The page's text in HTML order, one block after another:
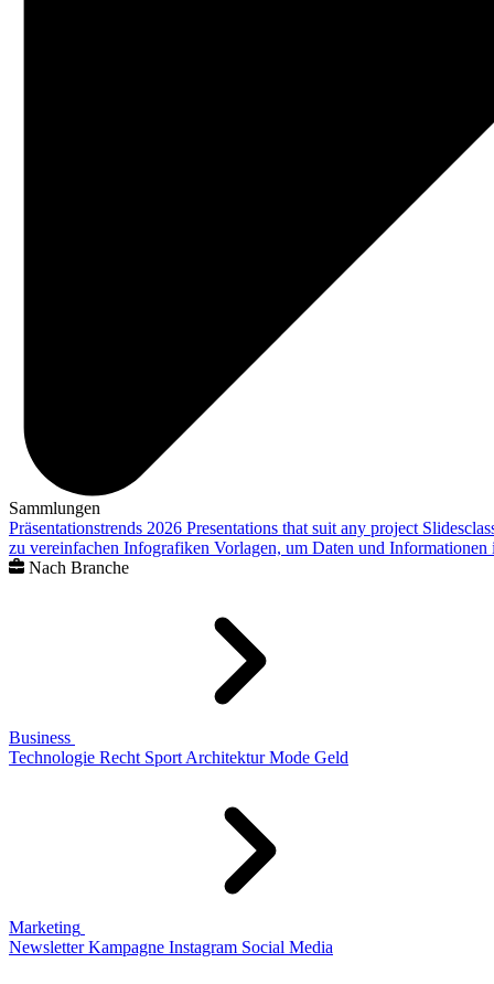
Sammlungen
Präsentationstrends 2026 Presentations that suit any project
zu vereinfachen Infografiken Vorlagen, um Daten und
Nach Branche
Business
Technologie Recht Sport Architektur Mode Geld
Marketing
Newsletter Kampagne Instagram Social Media